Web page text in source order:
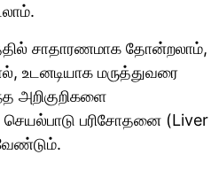
சாதாரணமாக தோன்றலாம்,
மருத்துவரை
அறிகுறிகளை
பரிசோதனை (Liver